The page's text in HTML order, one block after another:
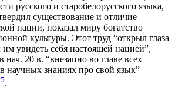
русского и старобелорусского языка,
существование и отличие
нации, показал миру богатство
культуры. Этот труд “открыл глаза
увидеть себя настоящей нацией”,
нач. 20 в. “внезапно во главе всех
научных знаниях про свой язык”
5.